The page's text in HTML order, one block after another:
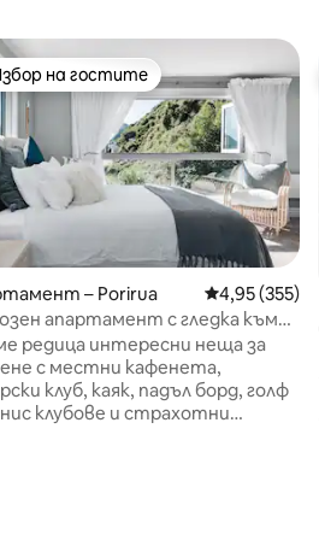
популярен избор на гостите
на гостите
– Porirua Средна
4,95 (355)
апартамент с гледка към
и залези
редица интересни неща за
с местни кафенета,
клуб, каяк, падъл борд, голф
клубове и страхотни